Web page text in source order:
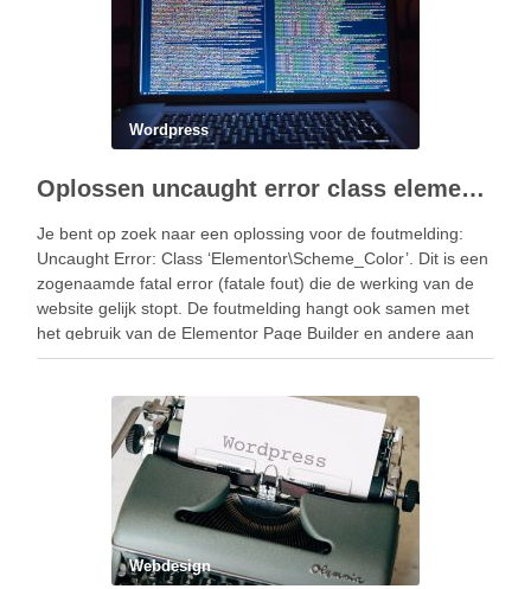
Wordpress
Oplossen uncaught error class elementor Scheme Color
Je bent op zoek naar een oplossing voor de foutmelding:
Uncaught Error: Class ‘Elementor\Scheme_Color’. Dit is een
zogenaamde fatal error (fatale fout) die de werking van de
website gelijk stopt. De foutmelding hangt ook samen met
het gebruik van de Elementor Page Builder en andere aan
Elementor gerelateerde plug-ins. Wat …
Webdesign